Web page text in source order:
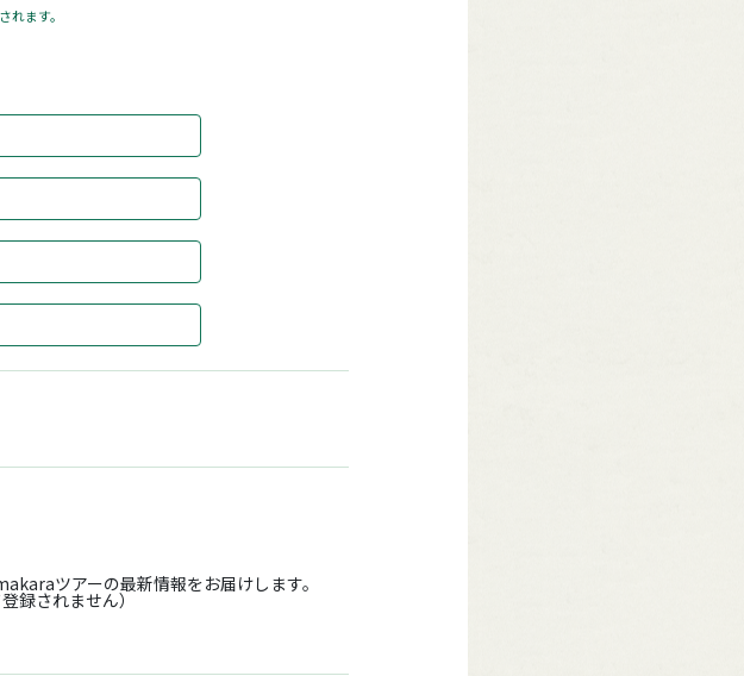
ます。
ツアーの最新情報をお届けします。
録されません）